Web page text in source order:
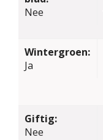
Nee
Wintergroen:
Ja
Giftig:
Nee